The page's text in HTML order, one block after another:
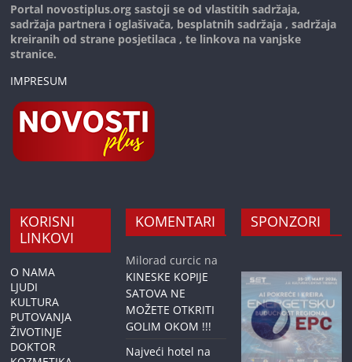
Portal novostiplus.org sastoji se od vlastitih sadržaja,
sadržaja partnera i oglašivača, besplatnih sadržaja , sadržaja
kreiranih od strane posjetilaca , te linkova na vanjske
stranice.
IMPRESUM
KORISNI
LINKOVI
O NAMA
LJUDI
KULTURA
PUTOVANJA
ŽIVOTINJE
DOKTOR
KOMENTARI
Milorad curcic na
KINESKE KOPIJE
SATOVA NE
MOŽETE OTKRITI
GOLIM OKOM !!!
Najveći hotel na
SPONZORI